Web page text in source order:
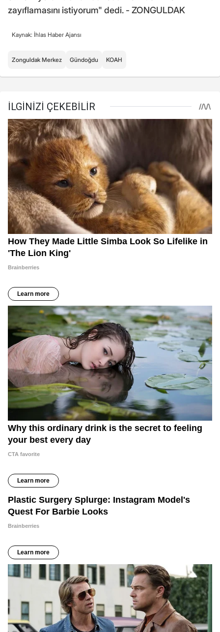
zayıflamasını istiyorum" dedi. - ZONGULDAK
Kaynak: İhlas Haber Ajansı
Zonguldak Merkez Gündoğdu KOAH